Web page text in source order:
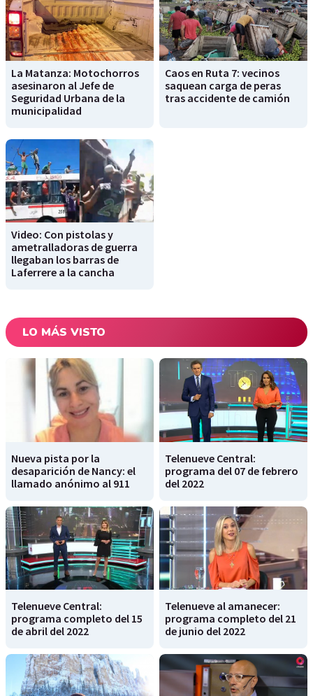
La Matanza: Motochorros
asesinaron al Jefe de
Seguridad Urbana de la
municipalidad
Caos en Ruta 7: vecinos
saquean carga de peras
tras accidente de camión
Video: Con pistolas y
ametralladoras de guerra
llegaban los barras de
Laferrere a la cancha
LO MÁS VISTO
Nueva pista por la
desaparición de Nancy: el
llamado anónimo al 911
Telenueve Central:
programa del 07 de febrero
del 2022
Telenueve Central:
programa completo del 15
de abril del 2022
Telenueve al amanecer:
programa completo del 21
de junio del 2022